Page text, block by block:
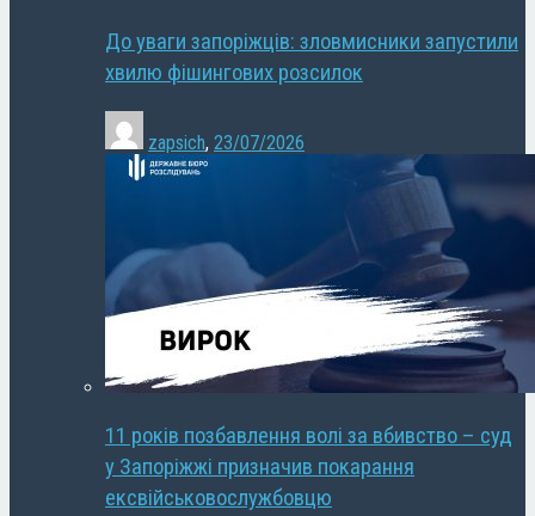
До уваги запоріжців: зловмисники запустили
хвилю фішингових розсилок
zapsich, 23/07/2026
11 років позбавлення волі за вбивство – суд
у Запоріжжі призначив покарання
ексвійськовослужбовцю